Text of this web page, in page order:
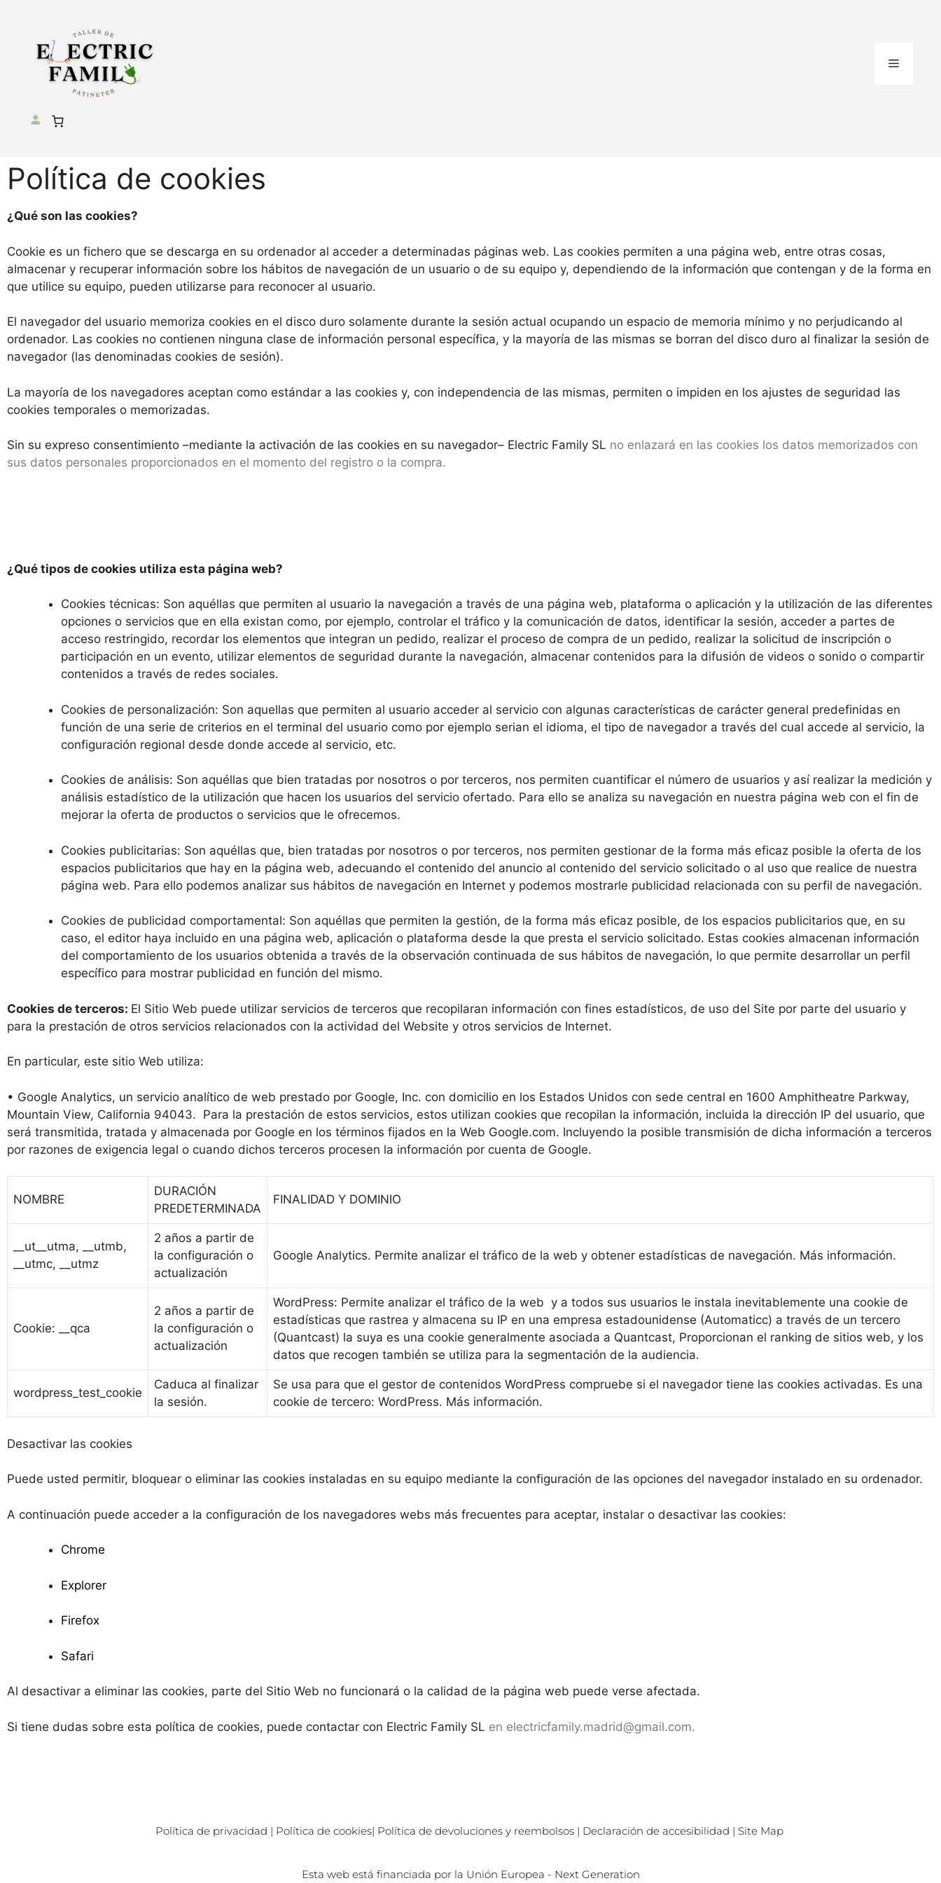
Política de cookies
¿Qué son las cookies?
Cookie es un fichero que se descarga en su ordenador al acceder a determinadas páginas web. Las cookies permiten a una página web, entre otras cosas,
almacenar y recuperar información sobre los hábitos de navegación de un usuario o de su equipo y, dependiendo de la información que contengan y de la forma en
que utilice su equipo, pueden utilizarse para reconocer al usuario.
El navegador del usuario memoriza cookies en el disco duro solamente durante la sesión actual ocupando un espacio de memoria mínimo y no perjudicando al
ordenador. Las cookies no contienen ninguna clase de información personal específica, y la mayoría de las mismas se borran del disco duro al finalizar la sesión de
navegador (las denominadas cookies de sesión).
La mayoría de los navegadores aceptan como estándar a las cookies y, con independencia de las mismas, permiten o impiden en los ajustes de seguridad las
cookies temporales o memorizadas.
Sin su expreso consentimiento –mediante la activación de las cookies en su navegador– Electric Family SL no enlazará en las cookies los datos memorizados con
sus datos personales proporcionados en el momento del registro o la compra.
¿Qué tipos de cookies utiliza esta página web?
Cookies técnicas: Son aquéllas que permiten al usuario la navegación a través de una página web, plataforma o aplicación y la utilización de las diferentes
opciones o servicios que en ella existan como, por ejemplo, controlar el tráfico y la comunicación de datos, identificar la sesión, acceder a partes de
acceso restringido, recordar los elementos que integran un pedido, realizar el proceso de compra de un pedido, realizar la solicitud de inscripción o
participación en un evento, utilizar elementos de seguridad durante la navegación, almacenar contenidos para la difusión de videos o sonido o compartir
contenidos a través de redes sociales.
Cookies de personalización: Son aquellas que permiten al usuario acceder al servicio con algunas características de carácter general predefinidas en
función de una serie de criterios en el terminal del usuario como por ejemplo serian el idioma, el tipo de navegador a través del cual accede al servicio, la
configuración regional desde donde accede al servicio, etc.
Cookies de análisis: Son aquéllas que bien tratadas por nosotros o por terceros, nos permiten cuantificar el número de usuarios y así realizar la medición y
análisis estadístico de la utilización que hacen los usuarios del servicio ofertado. Para ello se analiza su navegación en nuestra página web con el fin de
mejorar la oferta de productos o servicios que le ofrecemos.
Cookies publicitarias: Son aquéllas que, bien tratadas por nosotros o por terceros, nos permiten gestionar de la forma más eficaz posible la oferta de los
espacios publicitarios que hay en la página web, adecuando el contenido del anuncio al contenido del servicio solicitado o al uso que realice de nuestra
página web. Para ello podemos analizar sus hábitos de navegación en Internet y podemos mostrarle publicidad relacionada con su perfil de navegación.
Cookies de publicidad comportamental: Son aquéllas que permiten la gestión, de la forma más eficaz posible, de los espacios publicitarios que, en su
caso, el editor haya incluido en una página web, aplicación o plataforma desde la que presta el servicio solicitado. Estas cookies almacenan información
del comportamiento de los usuarios obtenida a través de la observación continuada de sus hábitos de navegación, lo que permite desarrollar un perfil
específico para mostrar publicidad en función del mismo.
Cookies de terceros: El Sitio Web puede utilizar servicios de terceros que recopilaran información con fines estadísticos, de uso del Site por parte del usuario y
para la prestación de otros servicios relacionados con la actividad del Website y otros servicios de Internet.
En particular, este sitio Web utiliza:
• Google Analytics, un servicio analítico de web prestado por Google, Inc. con domicilio en los Estados Unidos con sede central en 1600 Amphitheatre Parkway,
Mountain View, California 94043. Para la prestación de estos servicios, estos utilizan cookies que recopilan la información, incluida la dirección IP del usuario, que
será transmitida, tratada y almacenada por Google en los términos fijados en la Web Google.com. Incluyendo la posible transmisión de dicha información a terceros
por razones de exigencia legal o cuando dichos terceros procesen la información por cuenta de Google.
NOMBRE
DURACIÓN
PREDETERMINADA
FINALIDAD Y DOMINIO
__ut__utma, __utmb,
__utmc, __utmz
2 años a partir de
la configuración o
actualización
Google Analytics. Permite analizar el tráfico de la web y obtener estadísticas de navegación. Más información.
Cookie: __qca
2 años a partir de
la configuración o
actualización
WordPress: Permite analizar el tráfico de la web y a todos sus usuarios le instala inevitablemente una cookie de
estadísticas que rastrea y almacena su IP en una empresa estadounidense (Automaticc) a través de un tercero
(Quantcast) la suya es una cookie generalmente asociada a Quantcast, Proporcionan el ranking de sitios web, y los
datos que recogen también se utiliza para la segmentación de la audiencia.
wordpress_test_cookie
Caduca al finalizar
la sesión.
Se usa para que el gestor de contenidos WordPress compruebe si el navegador tiene las cookies activadas. Es una
cookie de tercero: WordPress. Más información.
Desactivar las cookies
Puede usted permitir, bloquear o eliminar las cookies instaladas en su equipo mediante la configuración de las opciones del navegador instalado en su ordenador.
A continuación puede acceder a la configuración de los navegadores webs más frecuentes para aceptar, instalar o desactivar las cookies:
Chrome
Explorer
Firefox
Safari
Al desactivar a eliminar las cookies, parte del Sitio Web no funcionará o la calidad de la página web puede verse afectada.
Si tiene dudas sobre esta política de cookies, puede contactar con Electric Family SL en electricfamily.madrid@gmail.com.
Política de privacidad | Política de cookies| Política de devoluciones y reembolsos| Declaración de accesibilidad | Site Map
Esta web está financiada por la Unión Europea - Next Generation